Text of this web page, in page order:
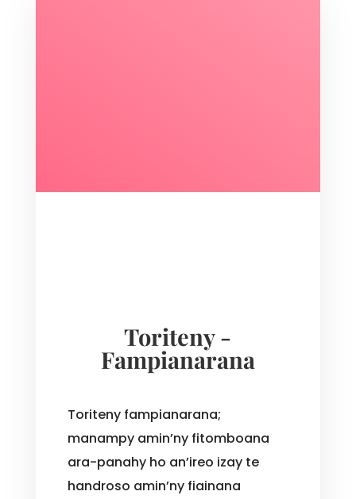
Toriteny -
Fampianarana
Toriteny fampianarana;
manampy amin’ny fitomboana
ara-panahy ho an’ireo izay te
handroso amin’ny fiainana